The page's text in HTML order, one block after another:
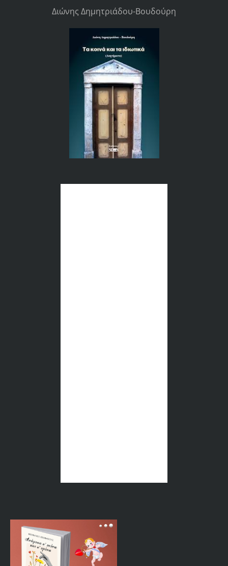
Διώνης Δημητριάδου-Βουδούρη